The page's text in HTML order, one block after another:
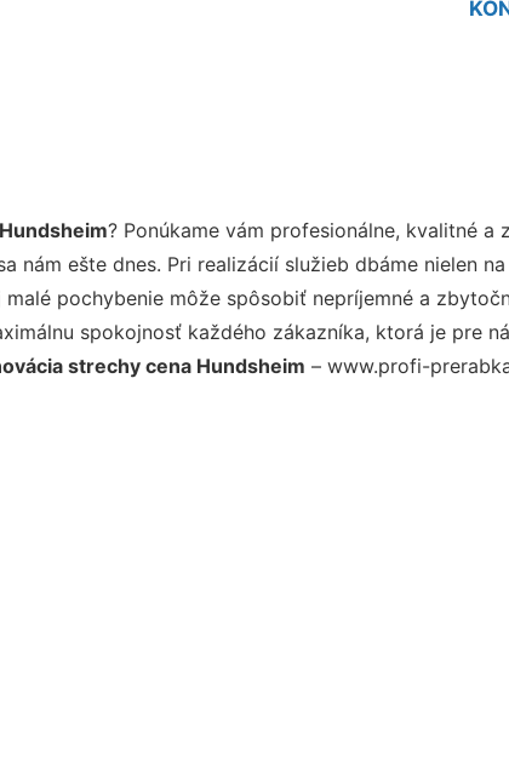
? Ponúkame vám profesionálne, kvalitné
nám ešte dnes. Pri realizácií služieb dbáme nielen
malé pochybenie môže spôsobiť nepríjemné a
spokojnosť každého zákazníka, ktorá je pre
strechy cena Hundsheim – www.profi-